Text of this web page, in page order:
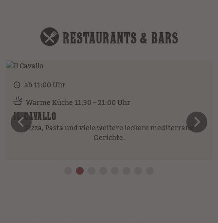
RESTAURANTS & BARS
ab 11:00 Uhr
Warme Küche 11:30 – 21:00 Uhr
IL CAVALLO
Pizza, Pasta und viele weitere leckere mediterrane
Gerichte.
vorheriges Element